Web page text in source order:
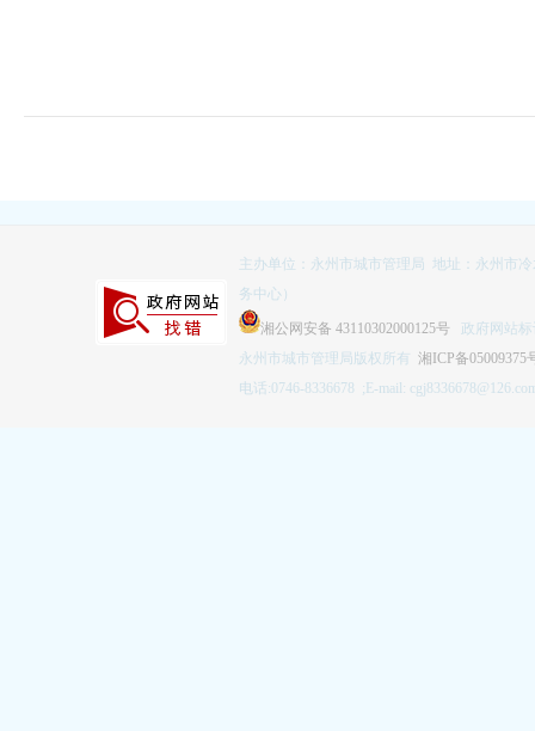
主办单位：永州市城市管理局 地址：永州市
务中心）
湘公网安备 43110302000125号 政府网站标
永州市城市管理局版权所有 湘ICP备05009375
电话:0746-8336678 ;E-mail: